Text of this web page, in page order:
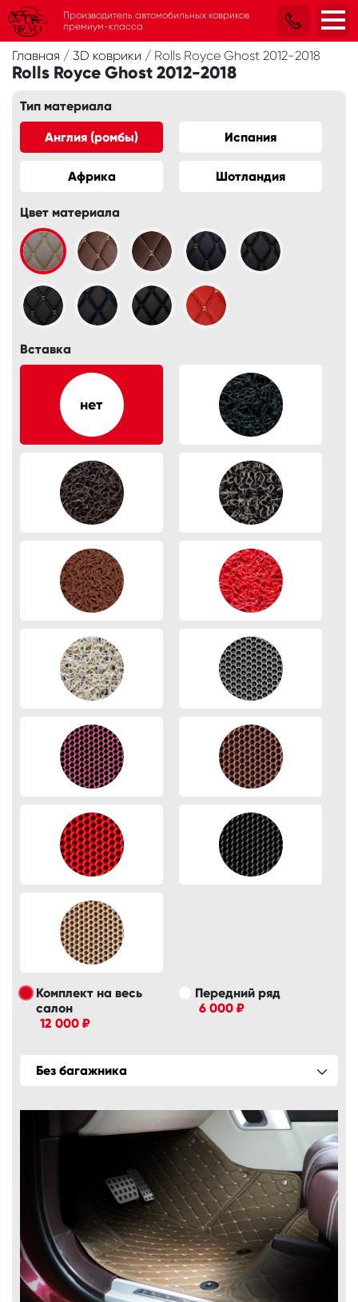
Главная / 3D коврики / Rolls Royce Ghost 2012-2018
Rolls Royce Ghost 2012-2018
Тип материала
Англия (ромбы) Испания
Африка Шотландия
Цвет материала
Вставка
Комплект на весь
салон
12 000 ₽
Передний ряд
6 000 ₽
Без багажника
Производитель автомобильных ковриков
премиум-класса